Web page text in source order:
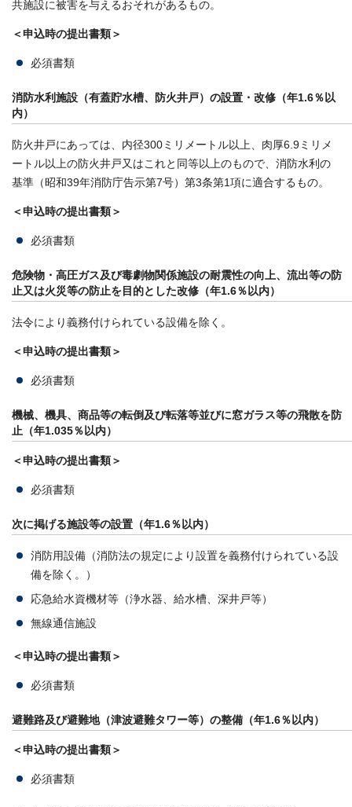
共施設に被害を与えるおそれがあるもの。
＜申込時の提出書類＞
必須書類
消防水利施設（有蓋貯水槽、防火井戸）の設置・改修（年1.6％以
内）
防火井戸にあっては、内径300ミリメートル以上、肉厚6.9ミリメ
ートル以上の防火井戸又はこれと同等以上のもので、消防水利の
基準（昭和39年消防庁告示第7号）第3条第1項に適合するもの。
＜申込時の提出書類＞
必須書類
危険物・高圧ガス及び毒劇物関係施設の耐震性の向上、流出等の防
止又は火災等の防止を目的とした改修（年1.6％以内）
法令により義務付けられている設備を除く。
＜申込時の提出書類＞
必須書類
機械、機具、商品等の転倒及び転落等並びに窓ガラス等の飛散を防
止（年1.035％以内）
＜申込時の提出書類＞
必須書類
次に掲げる施設等の設置（年1.6％以内）
消防用設備（消防法の規定により設置を義務付けられている設
備を除く。）
応急給水資機材等（浄水器、給水槽、深井戸等）
無線通信施設
＜申込時の提出書類＞
必須書類
避難路及び避難地（津波避難タワー等）の整備（年1.6％以内）
＜申込時の提出書類＞
必須書類